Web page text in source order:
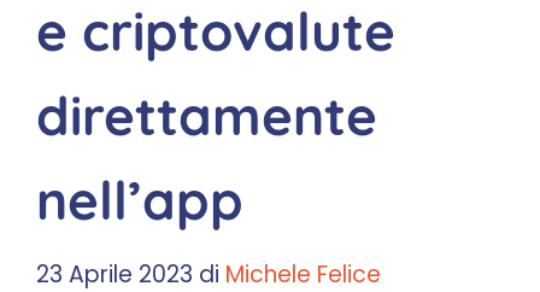
e criptovalute
direttamente
nell’app
23 Aprile 2023 di Michele Felice